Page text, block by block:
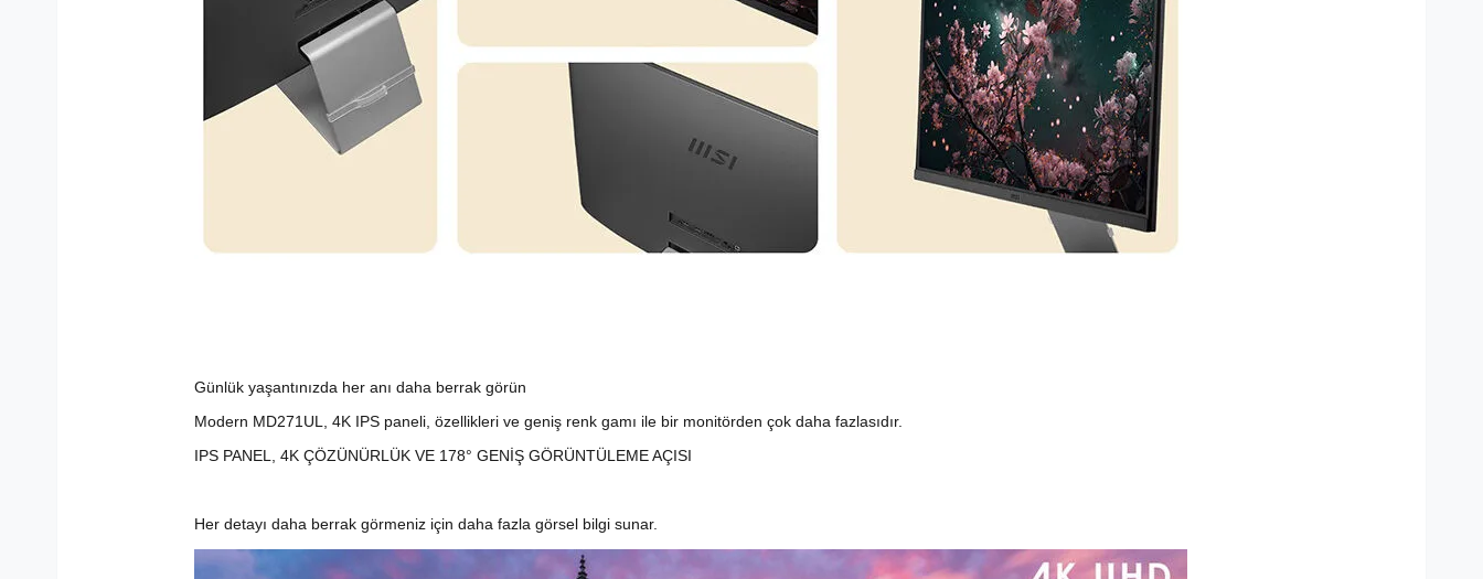
Günlük yaşantınızda her anı daha berrak görün
Modern MD271UL, 4K IPS paneli, özellikleri ve geniş renk gamı ile bir monitörden çok daha fazlasıdır.
IPS PANEL, 4K ÇÖZÜNÜRLÜK VE 178° GENİŞ GÖRÜNTÜLEME AÇISI
Her detayı daha berrak görmeniz için daha fazla görsel bilgi sunar.